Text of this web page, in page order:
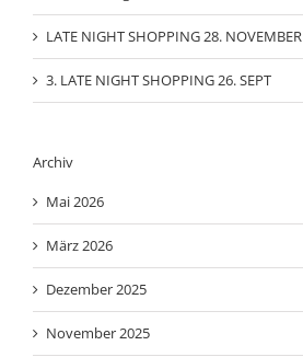
LATE NIGHT SHOPPING 28. NOVEMBER
3. LATE NIGHT SHOPPING 26. SEPT
Archiv
Mai 2026
März 2026
Dezember 2025
November 2025